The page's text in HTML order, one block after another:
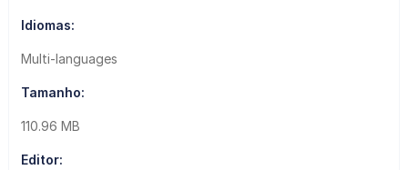
Idiomas:
Multi-languages
Tamanho:
110.96 MB
Editor: